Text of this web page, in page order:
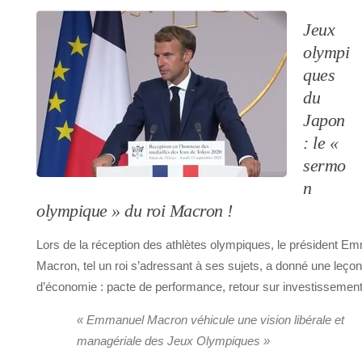
Jeux
olympi
ques
du
Japon
: le «
sermo
n
olympique » du roi Macron !
Lors de la réception des athlètes olympiques, le président
Macron, tel un roi s’adressant à ses sujets, a donné une leçon
d’économie : pacte de performance, retour sur investissement
« Emmanuel Macron véhicule une vision libérale et
managériale des Jeux Olympiques »